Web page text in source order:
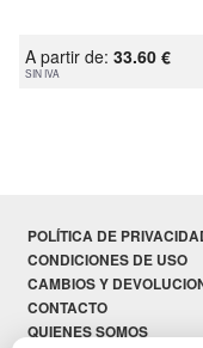
A partir de: 33.60 €
SIN IVA
POLÍTICA DE
CONDICIONES DE USO
CAMBIOS Y
CONTACTO
QUIENES SOMOS